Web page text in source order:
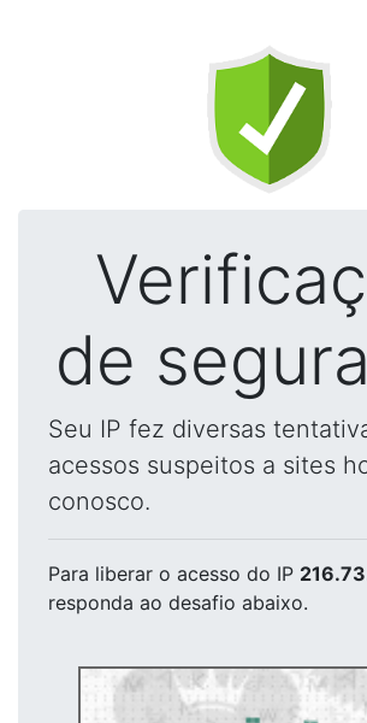
de
Seu IP fez diversas
acessos suspeitos a sites
conosco.
Para liberar o acesso do IP
responda ao desafio abaixo.